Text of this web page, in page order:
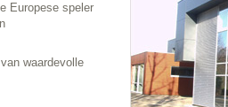
Europese speler
waardevolle